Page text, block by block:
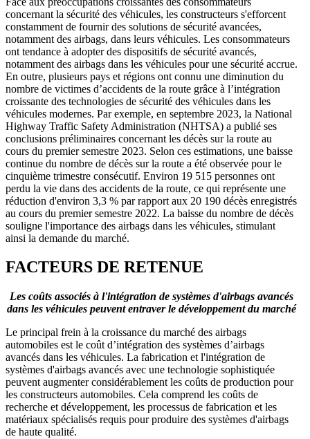
concernant la sécurité des véhicules, les constructeurs s'efforcent
constamment de fournir des solutions de sécurité avancées,
notamment des airbags, dans leurs véhicules. Les consommateurs
ont tendance à adopter des dispositifs de sécurité avancés,
notamment des airbags dans les véhicules pour une sécurité accrue.
En outre, plusieurs pays et régions ont connu une diminution du
nombre de victimes d’accidents de la route grâce à l’intégration
croissante des technologies de sécurité des véhicules dans les
véhicules modernes. Par exemple, en septembre 2023, la National
Highway Traffic Safety Administration (NHTSA) a publié ses
conclusions préliminaires concernant les décès sur la route au
cours du premier semestre 2023. Selon ces estimations, une baisse
continue du nombre de décès sur la route a été observée pour le
cinquième trimestre consécutif. Environ 19 515 personnes ont
perdu la vie dans des accidents de la route, ce qui représente une
réduction d'environ 3,3 % par rapport aux 20 190 décès enregistrés
au cours du premier semestre 2022. La baisse du nombre de décès
souligne l'importance des airbags dans les véhicules, stimulant
ainsi la demande du marché.
FACTEURS DE RETENUE
Les coûts associés à l'intégration de systèmes d'airbags avancés
dans les véhicules peuvent entraver le développement du marché
Le principal frein à la croissance du marché des airbags
automobiles est le coût d’intégration des systèmes d’airbags
avancés dans les véhicules. La fabrication et l'intégration de
systèmes d'airbags avancés avec une technologie sophistiquée
peuvent augmenter considérablement les coûts de production pour
les constructeurs automobiles. Cela comprend les coûts de
recherche et développement, les processus de fabrication et les
matériaux spécialisés requis pour produire des systèmes d'airbags
de haute qualité.